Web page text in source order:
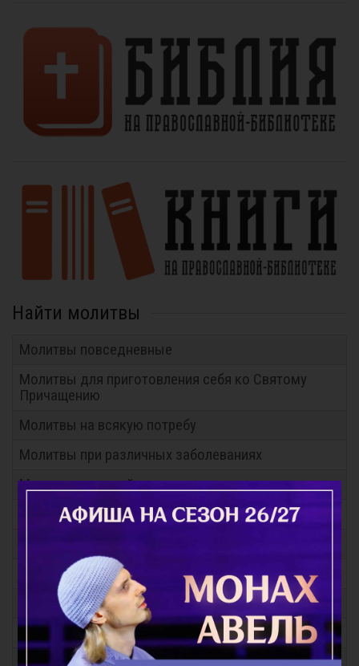
Найти молитвы
Молитвы повседневные
Молитвы для приготовления себя ко Святому
Причащению
Молитвы на всякую потребу
Молитвы при различных заболеваниях
Молитвы за детей
Молитвы о семейном благополучии
Молитвы перед иконами Пресвятой Богородицы
Молитвы праздникам
Молитвы общие